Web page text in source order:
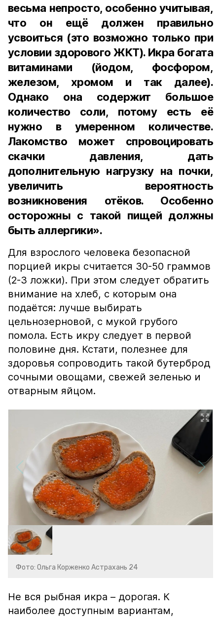
весьма непросто, особенно учитывая,
что он ещё должен правильно
усвоиться (это возможно только при
условии здорового ЖКТ). Икра богата
витаминами (йодом, фосфором,
железом, хромом и так далее).
Однако она содержит большое
количество соли, потому есть её
нужно в умеренном количестве.
Лакомство может спровоцировать
скачки давления, дать
дополнительную нагрузку на почки,
увеличить вероятность
возникновения отёков. Особенно
осторожны с такой пищей должны
быть аллергики».
Для взрослого человека безопасной
порцией икры считается 30-50 граммов
(2-3 ложки). При этом следует обратить
внимание на хлеб, с которым она
подаётся: лучше выбирать
цельнозерновой, с мукой грубого
помола. Есть икру следует в первой
половине дня. Кстати, полезнее для
здоровья сопроводить такой бутерброд
сочными овощами, свежей зеленью и
отварным яйцом.
Фото: Ольга Корженко Астрахань 24
Не вся рыбная икра – дорогая. К
наиболее доступным вариантам,